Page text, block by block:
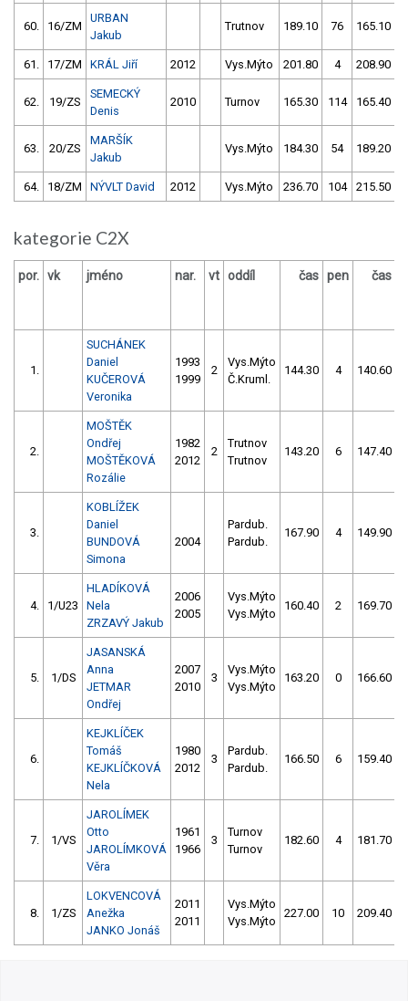
60. 16/ZM
URBAN
Jakub
Trutnov 189.10 76 165.10
61. 17/ZM KRÁL Jiří 2012 Vys.Mýto 201.80 4 208.90
62. 19/ZS
SEMECKÝ
Denis
2010 Turnov 165.30 114 165.40
63. 20/ZS
MARŠÍK
Jakub
Vys.Mýto 184.30 54 189.20
64. 18/ZM NÝVLT David 2012 Vys.Mýto 236.70 104 215.50
kategorie C2X
por. vk jméno nar. vt oddíl čas pen čas
1.
SUCHÁNEK
Daniel
KUČEROVÁ
Veronika
1993
1999
2
Vys.Mýto
Č.Kruml.
144.30 4 140.60
2.
MOŠTĚK
Ondřej
MOŠTĚKOVÁ
Rozálie
1982
2012
2
Trutnov
Trutnov
143.20 6 147.40
3.
KOBLÍŽEK
Daniel
BUNDOVÁ
Simona
2004
Pardub.
Pardub.
167.90 4 149.90
4. 1/U23
HLADÍKOVÁ
Nela
ZRZAVÝ Jakub
2006
2005
Vys.Mýto
Vys.Mýto
160.40 2 169.70
5. 1/DS
JASANSKÁ
Anna
JETMAR
Ondřej
2007
2010
3
Vys.Mýto
Vys.Mýto
163.20 0 166.60
6.
KEJKLÍČEK
Tomáš
KEJKLÍČKOVÁ
Nela
1980
2012
3
Pardub.
Pardub.
166.50 6 159.40
7. 1/VS
JAROLÍMEK
Otto
JAROLÍMKOVÁ
Věra
1961
1966
3
Turnov
Turnov
182.60 4 181.70
8. 1/ZS
LOKVENCOVÁ
Anežka
JANKO Jonáš
2011
2011
Vys.Mýto
Vys.Mýto
227.00 10 209.40